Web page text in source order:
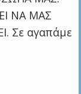
ΝΑ ΜΑΣ
Σε αγαπάμε